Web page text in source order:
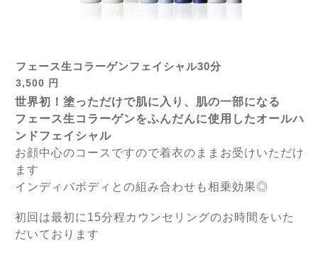
フェース生コラーゲンフェイシャル30分
3,500 円
世界初！塗っただけで肌に入り、肌の一部になる
フェース生コラーゲンをふんだんに使用したオールハ
ンドフェイシャル
お顔中心のコースですので着衣のままお受けいただけ
ます
インディバボディとの組み合わせも相乗効果◎
初回は最初に15分程カウンセリングのお時間をいた
だいております